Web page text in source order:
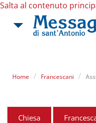
Salta al contenuto
Home Francescani
Chiesa